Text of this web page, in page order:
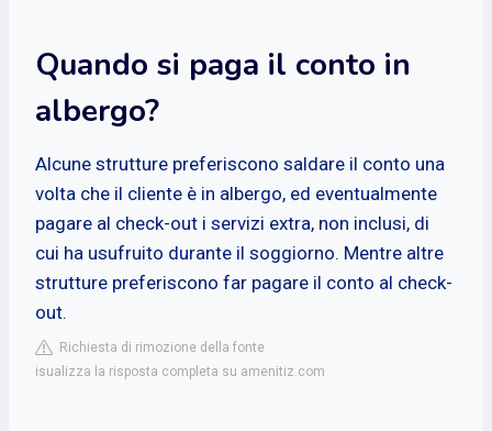
Quando si paga il conto in
albergo?
Alcune strutture preferiscono saldare il conto una
volta che il cliente è in albergo, ed eventualmente
pagare al check-out i servizi extra, non inclusi, di
cui ha usufruito durante il soggiorno. Mentre altre
strutture preferiscono far pagare il conto al check-
out.
Richiesta di rimozione della fonte
isualizza la risposta completa su amenitiz.com